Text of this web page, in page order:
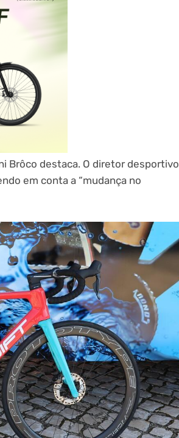
Brôco destaca. O diretor desportivo
em conta a “mudança no